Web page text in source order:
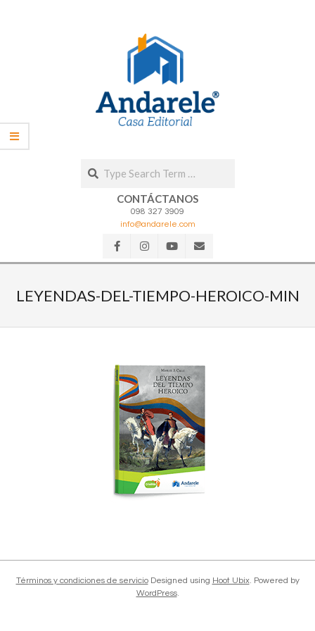
CONTÁCTANOS
098 327 3909
info@andarele.com
Navigation
Menu
LEYENDAS-DEL-TIEMPO-HEROICO-MIN
12-
04
Términos y condiciones de servicioDesigned using Hoot Ubix. Powered by
WordPress.